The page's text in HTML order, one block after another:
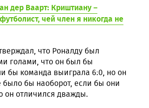
дер Ваарт: Криштиану –
чей член я никогда не
что Роналду был
голами, что он был бы
бы команда выиграла 6:0, но он
было бы наоборот, если бы они
он отличился дважды.